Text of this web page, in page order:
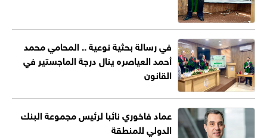
في رسالة بحثية نوعية .. المحامي محمد
أحمد العياصره ينال درجة الماجستير في
القانون
عماد فاخوري نائبا لرئيس مجموعة البنك
الدولي للمنطقة